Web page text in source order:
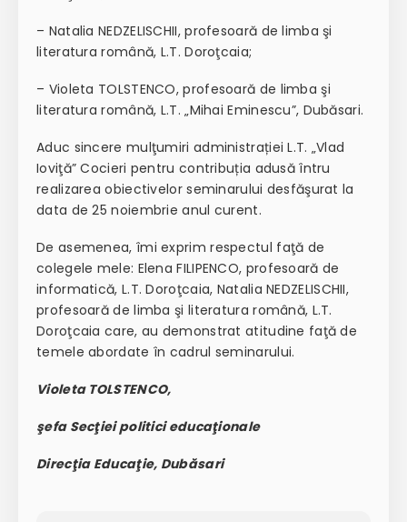
– Natalia NEDZELISCHII, profesoară de limba şi
literatura română, L.T. Doroţcaia;
– Violeta TOLSTENCO, profesoară de limba şi
literatura română, L.T. „Mihai Eminescu”, Dubăsari.
Aduc sincere mulţumiri administrației L.T. „Vlad
Ioviţă” Cocieri pentru contribuția adusă întru
realizarea obiectivelor seminarului desfăşurat la
data de 25 noiembrie anul curent.
De asemenea, îmi exprim respectul faţă de
colegele mele: Elena FILIPENCO, profesoară de
informatică, L.T. Doroţcaia, Natalia NEDZELISCHII,
profesoară de limba şi literatura română, L.T.
Doroţcaia care, au demonstrat atitudine faţă de
temele abordate în cadrul seminarului.
Violeta TOLSTENCO,
şefa Secţiei politici educaţionale
Direcţia Educaţie, Dubăsari